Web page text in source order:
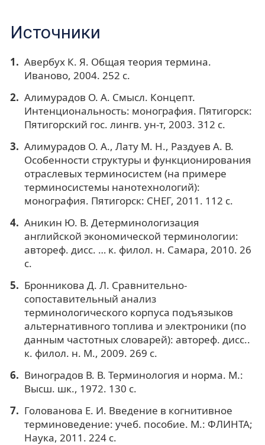
Источники
Авербух К. Я. Общая теория термина.
Иваново, 2004. 252 с.
Алимурадов О. А. Смысл. Концепт.
Интенциональность: монография. Пятигорск:
Пятигорский гос. лингв. ун-т, 2003. 312 с.
Алимурадов О. А., Лату М. Н., Раздуев А. В.
Особенности структуры и функционирования
отраслевых терминосистем (на примере
терминосистемы нанотехнологий):
монография. Пятигорск: СНЕГ, 2011. 112 с.
Аникин Ю. В. Детерминологизация
английской экономической терминологии:
автореф. дисс. … к. филол. н. Самара, 2010. 26
с.
Бронникова Д. Л. Сравнительно-
сопоставительный анализ
терминологического корпуса подъязыков
альтернативного топлива и электроники (по
данным частотных словарей): автореф. дисс..
к. филол. н. М., 2009. 269 с.
Виноградов В. В. Терминология и норма. М.:
Высш. шк., 1972. 130 с.
Голованова Е. И. Введение в когнитивное
терминоведение: учеб. пособие. М.: ФЛИНТА;
Наука, 2011. 224 с.